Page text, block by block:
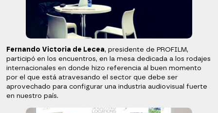
Fernando Victoria de Lecea, presidente de PROFILM,
participó en los encuentros, en la mesa dedicada a los rodajes
internacionales en donde hizo referencia al buen momento
por el que está atravesando el sector que debe ser
aprovechado para configurar una industria audiovisual fuerte
en nuestro país.